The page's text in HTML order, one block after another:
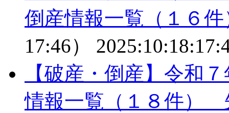
倒産情報一覧（１６
17:46）
【破産・倒産】令和
情報一覧（１８件）